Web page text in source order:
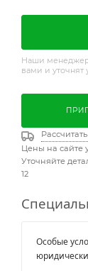
Наши
вами и уточнят
Цены на сайте
Уточняйте
12
Особые